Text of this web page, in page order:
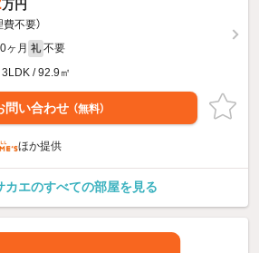
万円
費不要）
ヶ月 礼 不要
/ 92.9㎡
問い合わせ （無料）
ほか提供
カエのすべての部屋を見る